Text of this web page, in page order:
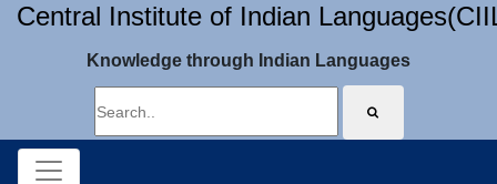
Central Institute of Indian
Knowledge through Indian Languages